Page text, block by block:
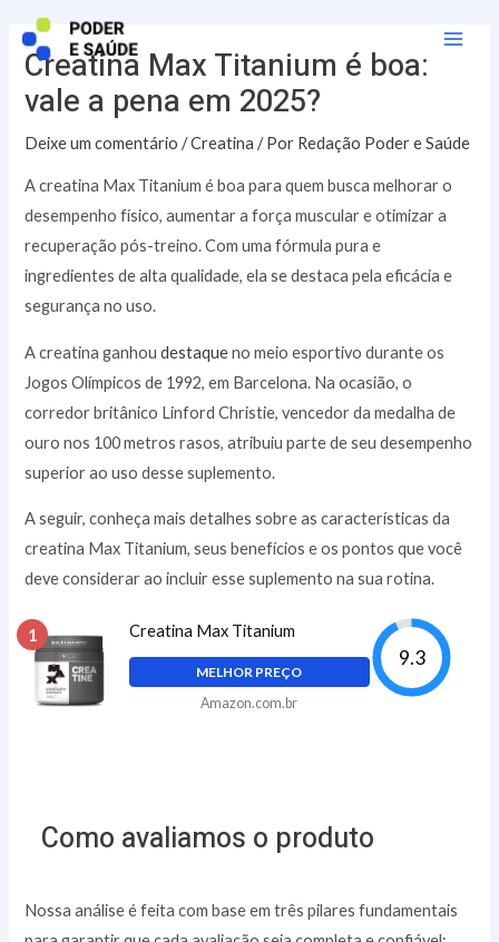
para
conteúdo
Creatina Max Titanium é boa:
vale a pena em 2025?
Deixe um comentário /Creatina / Por Redação Poder e Saúde
A creatina Max Titanium é boa para quem busca melhorar o
desempenho físico, aumentar a força muscular e otimizar a
recuperação pós-treino. Com uma fórmula pura e
ingredientes de alta qualidade, ela se destaca pela eficácia e
segurança no uso.
A creatina ganhoudestaqueno meio esportivo durante os
Jogos Olímpicos de 1992, em Barcelona. Na ocasião, o
corredor britânico Linford Christie, vencedor da medalha de
ouro nos 100 metros rasos, atribuiu parte de seu desempenho
superior ao uso desse suplemento.
A seguir, conheça mais detalhes sobre as características da
creatina Max Titanium, seus benefícios e os pontos que você
deve considerar ao incluir esse suplemento na sua rotina.
1 Creatina Max Titanium
MELHOR PREÇO
Amazon.com.br
9.3
Como avaliamos o produto
Nossa análise é feita com base em três pilares fundamentais